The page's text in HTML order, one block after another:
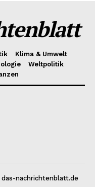
Klima & Umwelt
Weltpolitik
nachrichtenblatt.de